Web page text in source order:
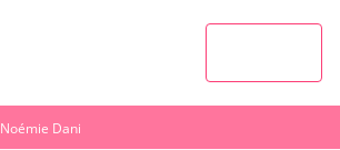
Noémie Dani